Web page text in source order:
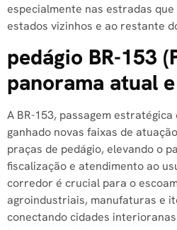
especialmente nas estradas
estados vizinhos e ao restante
pedágio BR-153
panorama atual
A BR-153, passagem
ganhado novas faixas de
praças de pedágio, elevando o
fiscalização e atendimento ao
corredor é crucial para o
agroindustriais, manufaturas e
conectando cidades